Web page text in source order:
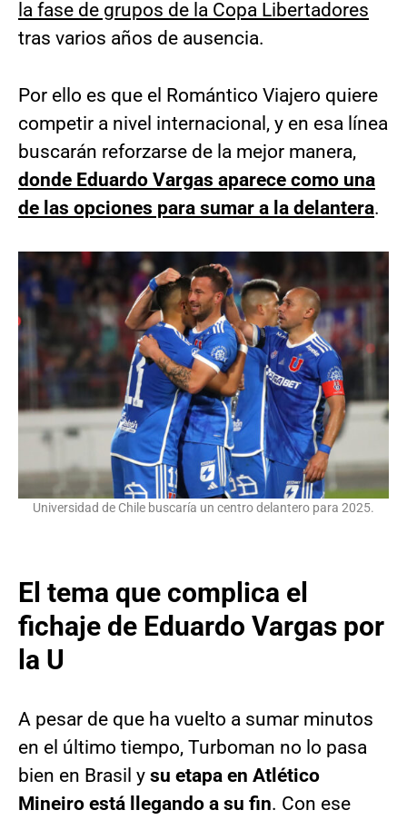
la fase de grupos de la Copa Libertadores
tras varios años de ausencia.
Por ello es que el Romántico Viajero quiere
competir a nivel internacional, y en esa línea
buscarán reforzarse de la mejor manera,
donde Eduardo Vargas aparece como una
de las opciones para sumar a la delantera.
Universidad de Chile buscaría un centro delantero para 2025.
El tema que complica el
fichaje de Eduardo Vargas por
la U
A pesar de que ha vuelto a sumar minutos
en el último tiempo, Turboman no lo pasa
bien en Brasil y su etapa en Atlético
Mineiro está llegando a su fin. Con ese